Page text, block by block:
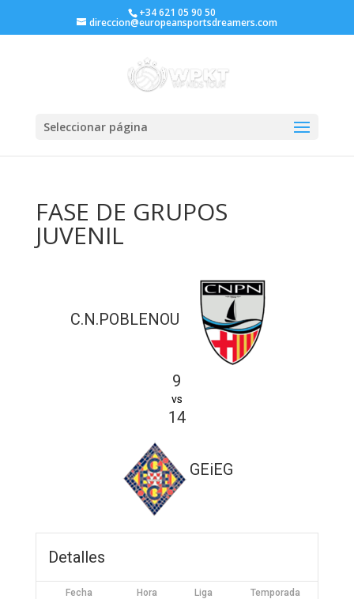
+34 621 05 90 50
direccion@europeansportsdreamers.com
Seleccionar página
FASE DE GRUPOS
JUVENIL
C.N.POBLENOU
9
vs
14
GEiEG
Detalles
Fecha Hora Liga Temporada